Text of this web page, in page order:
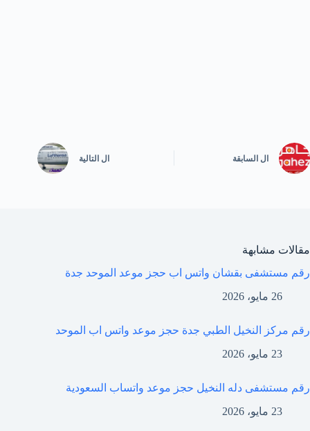
ال السابقة ال التالية
مقالات مشابهة
رقم مستشفى بقشان واتس اب حجز موعد الموحد جدة
26 مايو، 2026
رقم مركز النخيل الطبي جدة حجز موعد واتس اب الموحد
23 مايو، 2026
رقم مستشفى دله النخيل حجز موعد واتساب السعودية
23 مايو، 2026